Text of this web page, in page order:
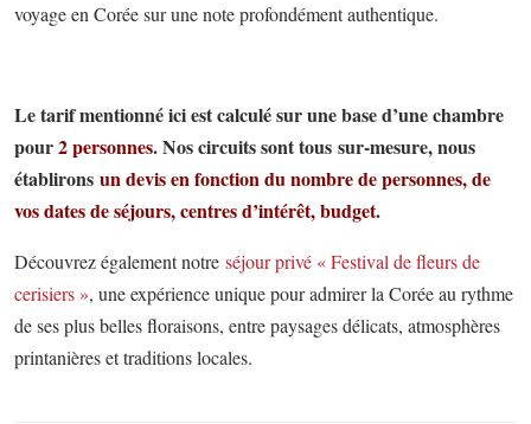
voyage en Corée sur une note profondément authentique.
Le tarif mentionné ici est calculé sur une base d’une chambre
pour2 personnes. Nos circuits sont tous sur-mesure, nous
établirons un devis en fonction du nombre de personnes, de
vos dates de séjours, centres d’intérêt, budget.
Découvrez également notre séjour privé « Festival de fleurs de
cerisiers », une expérience unique pour admirer la Corée au rythme
de ses plus belles floraisons, entre paysages délicats, atmosphères
printanières et traditions locales.